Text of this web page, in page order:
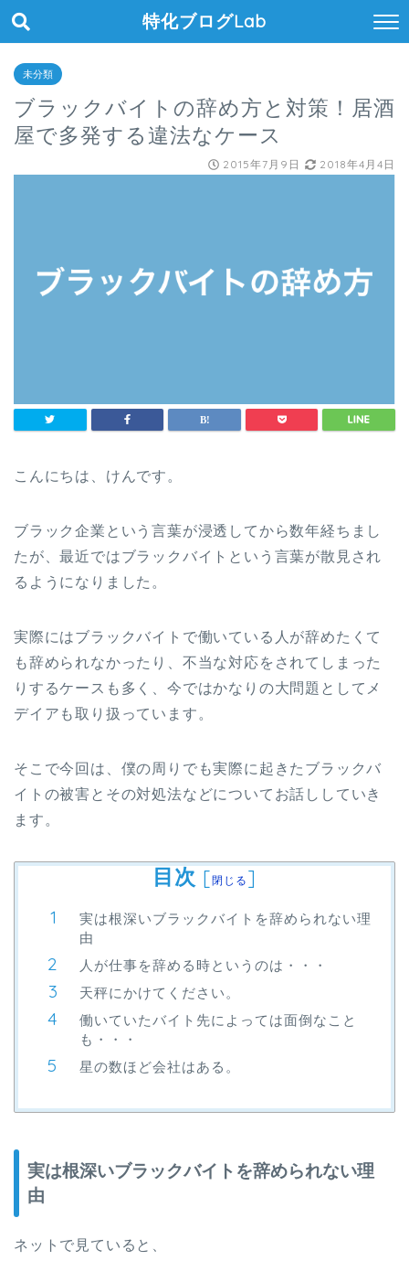
特化ブログLab
未分類
ブラックバイトの辞め方と対策！居酒
屋で多発する違法なケース
2015年7月9日 2018年4月4日
こんにちは、けんです。
ブラック企業という言葉が浸透してから数年経ちまし
たが、最近ではブラックバイトという言葉が散見され
るようになりました。
実際にはブラックバイトで働いている人が辞めたくて
も辞められなかったり、不当な対応をされてしまった
りするケースも多く、今ではかなりの大問題としてメ
デイアも取り扱っています。
そこで今回は、僕の周りでも実際に起きたブラックバ
イトの被害とその対処法などについてお話ししていき
ます。
目次 [閉じる ]
実は根深いブラックバイトを辞められない理
由
人が仕事を辞める時というのは・・・
天秤にかけてください。
働いていたバイト先によっては面倒なこと
も・・・
星の数ほど会社はある。
実は根深いブラックバイトを辞められない理
由
ネットで見ていると、